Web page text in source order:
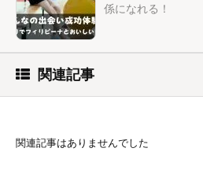
係になれる！
関連記事
関連記事はありませんでした